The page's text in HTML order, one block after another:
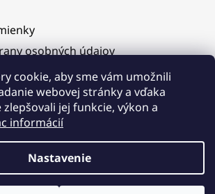
cookie, aby sme vám umožnili
webovej stránky a vďaka
jej funkcie, výkon a
informácií
Nastavenie
období budú objednávky prijímané, ich
dočasne pozastavená. Postupné
objednávok začneme od 12. 8. 2026 v
osobných údajov
Vytvoril Shoptet